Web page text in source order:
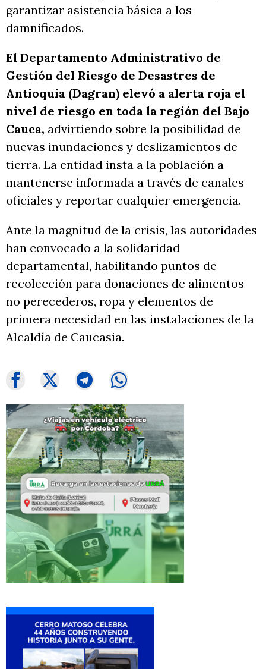
garantizar asistencia básica a los
damnificados.
El Departamento Administrativo de
Gestión del Riesgo de Desastres de
Antioquia (Dagran) elevó a alerta roja el
nivel de riesgo en toda la región del Bajo
Cauca, advirtiendo sobre la posibilidad de
nuevas inundaciones y deslizamientos de
tierra. La entidad insta a la población a
mantenerse informada a través de canales
oficiales y reportar cualquier emergencia.
Ante la magnitud de la crisis, las autoridades
han convocado a la solidaridad
departamental, habilitando puntos de
recolección para donaciones de alimentos
no perecederos, ropa y elementos de
primera necesidad en las instalaciones de la
Alcaldía de Caucasia.